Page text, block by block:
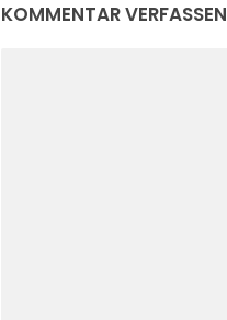
KOMMENTAR VERFASSEN